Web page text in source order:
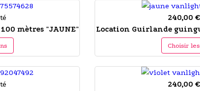
mètres "JAUNE"
240,00 €
Location Guirlande
Choisir
240,00 €